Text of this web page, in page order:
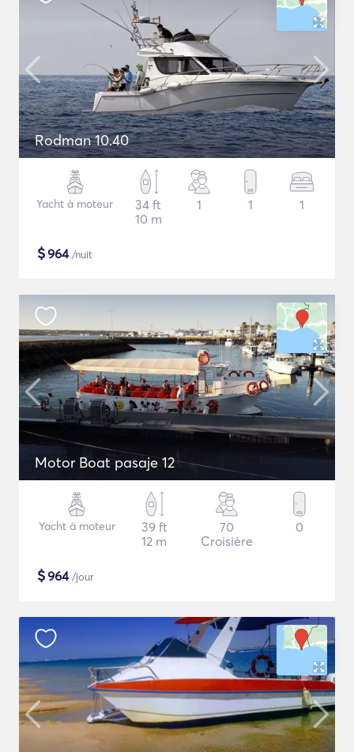
Rodman 10.40
Yacht à moteur
34 ft
10 m
1 1 1
$964/nuit
Motor Boat pasaje 12
Yacht à moteur
39 ft
12 m
70
Croisière
0
$964/jour